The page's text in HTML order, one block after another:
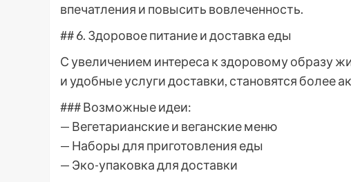
впечатления и повысить вовлеченность.
## 6. Здоровое питание и доставка еды
С увеличением интереса к здоровому образу
и удобные услуги доставки, становятся более
### Возможные идеи:
— Вегетарианские и веганские меню
— Наборы для приготовления еды
— Эко-упаковка для доставки